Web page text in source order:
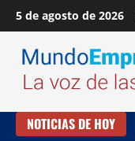
Saltar
al
contenido
5 de agosto de 2026
NOTICIAS DE HOY